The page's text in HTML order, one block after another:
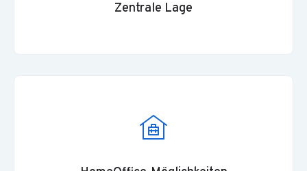
Zentrale Lage